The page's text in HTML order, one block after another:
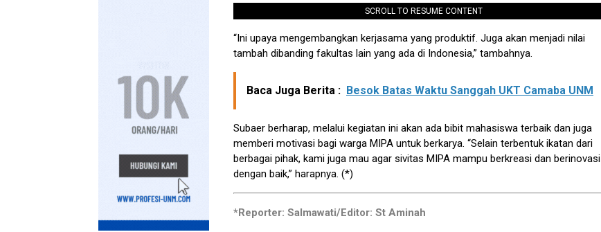
SCROLL TO RESUME CONTENT
“Ini upaya mengembangkan kerjasama yang produktif. Juga akan menjadi nilai
tambah dibanding fakultas lain yang ada di Indonesia,” tambahnya.
Baca Juga Berita : Besok Batas Waktu Sanggah UKT Camaba UNM
Subaer berharap, melalui kegiatan ini akan ada bibit mahasiswa terbaik dan juga
memberi motivasi bagi warga MIPA untuk berkarya. “Selain terbentuk ikatan dari
berbagai pihak, kami juga mau agar sivitas MIPA mampu berkreasi dan berinovasi
dengan baik,” harapnya. (*)
*Reporter: Salmawati/Editor: St Aminah